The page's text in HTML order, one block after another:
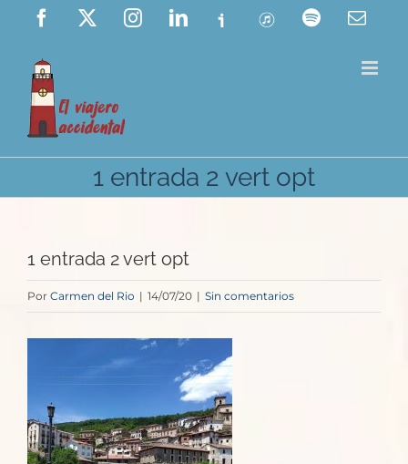
Saltar
contenido
Facebook InstagramLinkedIn
Ivoox ITunes Spotify
1 entrada 2 vert opt
1 entrada 2 vert opt
Por Carmen del Rio | 14/07/20 | Sin comentarios